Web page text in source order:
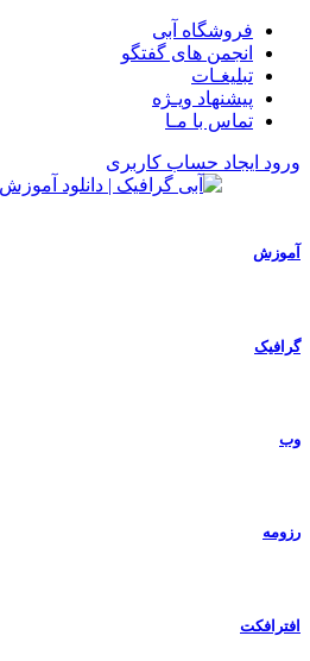
فروشگاه آبی
انجمن های گفتگو
تبلیغـات
پیشنهاد ویـژه
تماس با مـا
ورود ایجاد حساب کاربری
آموزش
گرافیک
وب
رزومه
افترافکت